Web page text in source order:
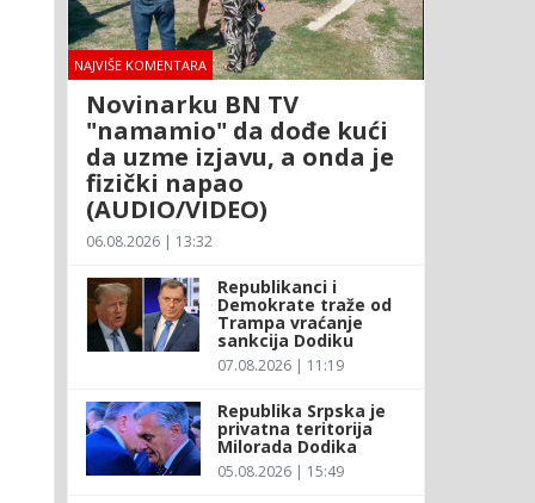
NAJVIŠE KOMENTARA
Novinarku BN TV
"namamio" da dođe kući
da uzme izjavu, a onda je
fizički napao
(AUDIO/VIDEO)
06.08.2026 | 13:32
Republikanci i
Demokrate traže od
Trampa vraćanje
sankcija Dodiku
07.08.2026 | 11:19
Republika Srpska je
privatna teritorija
Milorada Dodika
05.08.2026 | 15:49